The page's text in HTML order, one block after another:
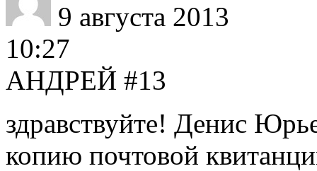
9 августа 2013
10:27
АНДРЕЙ #13
здравствуйте! Денис
копию почтовой